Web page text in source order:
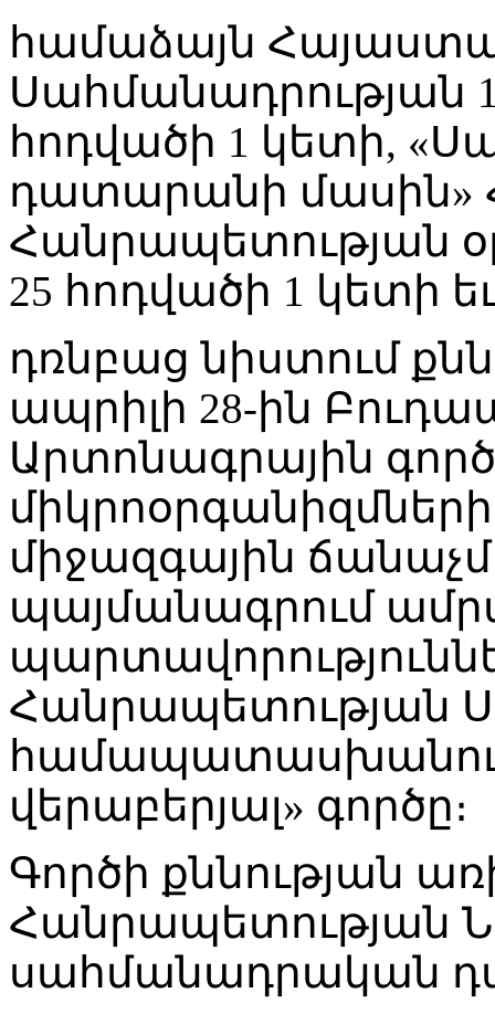
համաձայն
Սահմանադրության
հոդվածի 1 կետի,
դատարանի մասին»
Հանրապետության
25 հոդվածի 1 կետի
դռնբաց նիստում
ապրիլի 28-ին
Արտոնագրային
միջազգային
պայմանագրում
Հանրապետության
վերաբերյալ» գործը։
Գործի քննության
Հանրապետության
սահմանադրական